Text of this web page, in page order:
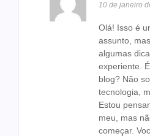
10 de janeiro
Olá! Isso é
assunto,
algumas
experiente.
blog? Não
tecnologia,
Estou
meu, mas
começar.